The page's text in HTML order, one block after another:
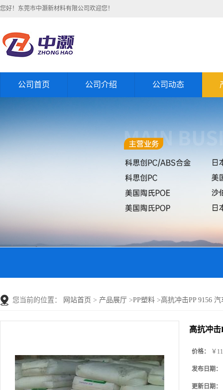
您好！东莞市中灏新材料有限公司欢迎您！
公司首页 公司介绍 公司动态
您当前的位置： 网站首页 > 产品展厅 >PP塑料 >高抗冲击PP 9156
高抗冲击
价格： ￥
发布日期：
更新日期：